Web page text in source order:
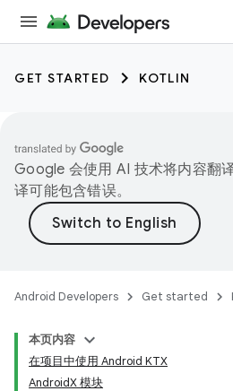
GET STARTED KOTLIN
Google 会使用 AI 技术将内容翻
译可能包含错误。
Android Developers Get started
本页内容
在项目中使用 Android KTX
AndroidX 模块